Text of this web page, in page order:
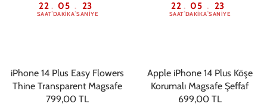
22
SAAT: 05
DAKIKA: 22
SANIYE
22
SAAT: 05
DAKIKA: 22
SANIYE
iPhone 14 Plus Easy Flowers
Thine Transparent Magsafe
799,00 TL
Apple iPhone 14 Plus Köşe
Korumalı Magsafe Şeffaf
699,00 TL